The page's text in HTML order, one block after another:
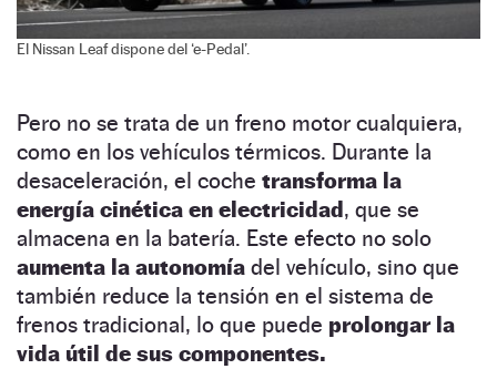
El Nissan Leaf dispone del ‘e-Pedal’.
Pero no se trata de un freno motor cualquiera,
como en los vehículos térmicos. Durante la
desaceleración, el coche transforma la
energía cinética en electricidad, que se
almacena en la batería. Este efecto no solo
aumenta la autonomía del vehículo, sino que
también reduce la tensión en el sistema de
frenos tradicional, lo que puede prolongar la
vida útil de sus componentes.